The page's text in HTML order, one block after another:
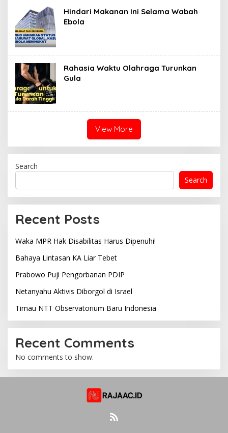
Hindari Makanan Ini Selama Wabah
Ebola
Rahasia Waktu Olahraga Turunkan
Gula
View More
Search
Search
Recent Posts
Waka MPR Hak Disabilitas Harus Dipenuhi!
Bahaya Lintasan KA Liar Tebet
Prabowo Puji Pengorbanan PDIP
Netanyahu Aktivis Diborgol di Israel
Timau NTT Observatorium Baru Indonesia
Recent Comments
No comments to show.